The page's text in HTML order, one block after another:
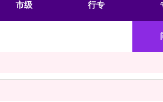
市级 行专